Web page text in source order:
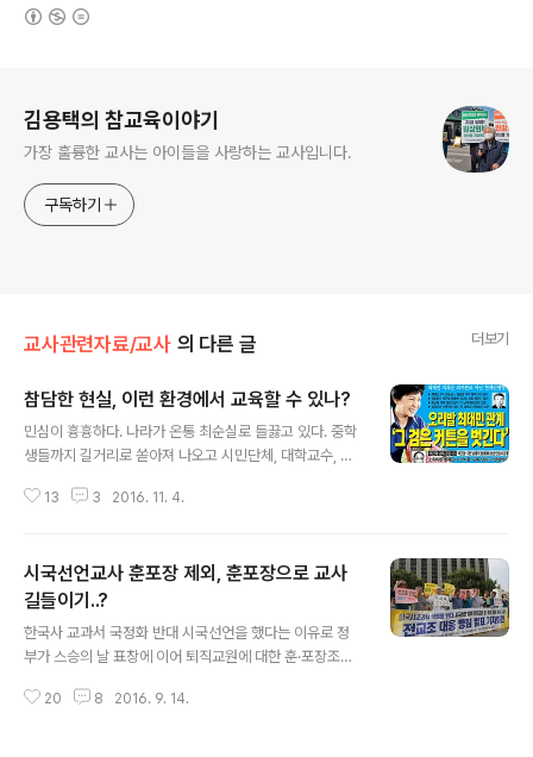
김용택의 참교육이야기
가장 훌륭한 교사는 아이들을 사랑하는 교사입니다.
구독하기
교사관련자료/교사 의 다른 글 더보기
참담한 현실, 이런 환경에서 교육할 수 있나?
민심이 흉흉하다. 나라가 온통 최순실로 들끓고 있다. 중학
생들까지 길거리로 쏟아져 나오고 시민단체, 대학교수, 종
는 권력을 휘두른 사람. 대통령의 기자회견문을 손보고 대
세가 대단했으면 청와대 행정관이 이 사람을 따라 다니며
핸드폰까지 닦아 주고 음료수를 따라주며 잔심부름까지 했
을까? 그는 경제수석을 시켜 대통령이 퇴임 후를 대비해 미
르문화재단 K스포츠재단.. 등에서 1000억을 모금하기도
하고 했다. 중학교에 다니던 딸의 출석일 수까지 챙기고 이
화여대 입학특혜, 학점특혜... 벗겨도벗겨도 끝이 없이 쏟아
13 3 2016. 11. 4.
시국선언교사 훈포장 제외, 훈포장으로 교사
길들이기..?
한국사 교과서 국정화 반대 시국선언을 했다는 이유로 정
부가 스승의 날 표창에 이어 퇴직교원에 대한 훈·포장조차
배제에 대해 이미 지난 8월 국가인권위원회에 진정을 낸
20 8 2016. 9. 14.